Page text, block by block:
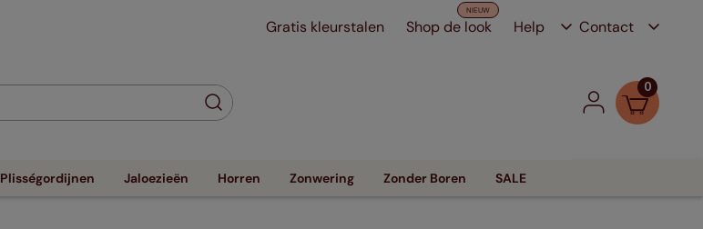
Gratis kleurstalen Shop de look Help Contact
0
Plisségordijnen Jaloezieën Horren Zonwering Zonder Boren SALE